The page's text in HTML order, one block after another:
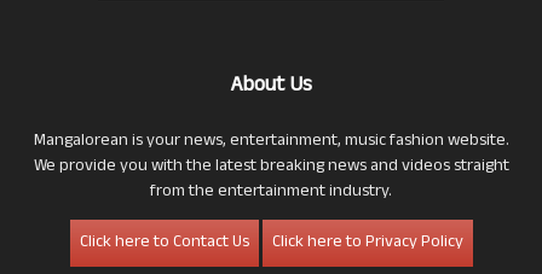
About Us
Mangalorean is your news, entertainment, music fashion website.
We provide you with the latest breaking news and videos straight
from the entertainment industry.
Click here to Contact Us
Click here to Privacy Policy